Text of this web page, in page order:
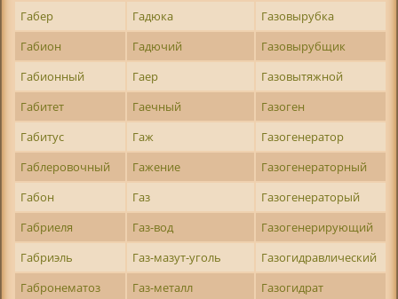
Габер
Гадюка
Газовырубка
Габион
Гадючий
Газовырубщик
Габионный
Гаер
Газовытяжной
Габитет
Гаечный
Газоген
Габитус
Гаж
Газогенератор
Габлеровочный
Гажение
Газогенераторный
Габон
Газ
Газогенераторый
Габриеля
Газ-вод
Газогенерирующий
Габриэль
Газ-мазут-уголь
Газогидравлический
Габронематоз
Газ-металл
Газогидрат